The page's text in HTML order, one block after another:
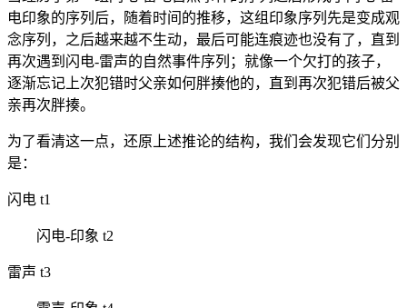
电印象的序列后，随着时间的推移，这组印象序列先是变成观
念序列，之后越来越不生动，最后可能连痕迹也没有了，直到
再次遇到闪电-雷声的自然事件序列；就像一个欠打的孩子，
逐渐忘记上次犯错时父亲如何胖揍他的，直到再次犯错后被父
亲再次胖揍。
为了看清这一点，还原上述推论的结构，我们会发现它们分别
是：
闪电 t1
闪电-印象 t2
雷声 t3